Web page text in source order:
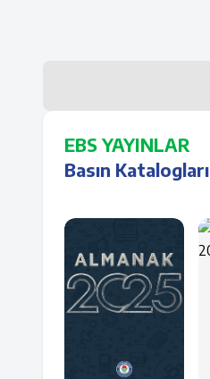
EBS YAYINLAR
Basın Katalogları